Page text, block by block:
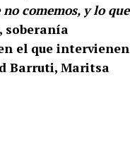
comemos, y lo que
soberanía
el que intervienen
Barruti, Maritsa